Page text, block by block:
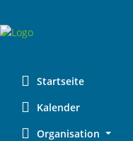
Startseite
Kalender
Organisation